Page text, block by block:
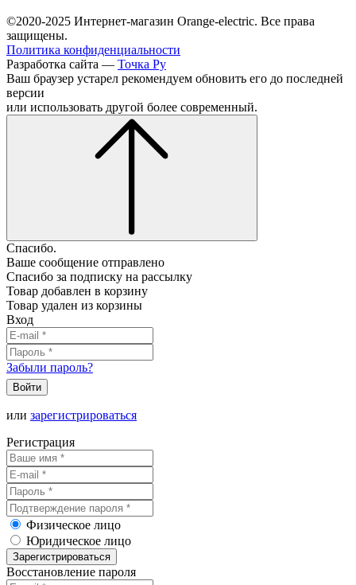
©2020-2025 Интернет-магазин Orange-electric. Все права
защищены.
Политика конфиденциальности
Разработка сайта — Точка Ру
Ваш браузер устарел рекомендуем обновить его до последней
версии
или использовать другой более современный.
Спасибо.
Ваше сообщение отправлено
Спасибо за подписку на рассылку
Товар добавлен в корзину
Товар удален из корзины
Вход
Забыли пароль?
Войти
или зарегистрироваться
Регистрация
Физическое лицо
Юридическое лицо
Зарегистрироваться
Восстановление пароля